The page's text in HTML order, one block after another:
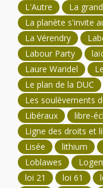
L'Autre
La
La planète s'invite
La Vérendry
Labour Party
Laure Waridel
Le plan de la DUC
Les soulèvements
Libéraux
libre-
Ligne des droits et
Lisée
lithium
Loblawes
loi 21
loi 61